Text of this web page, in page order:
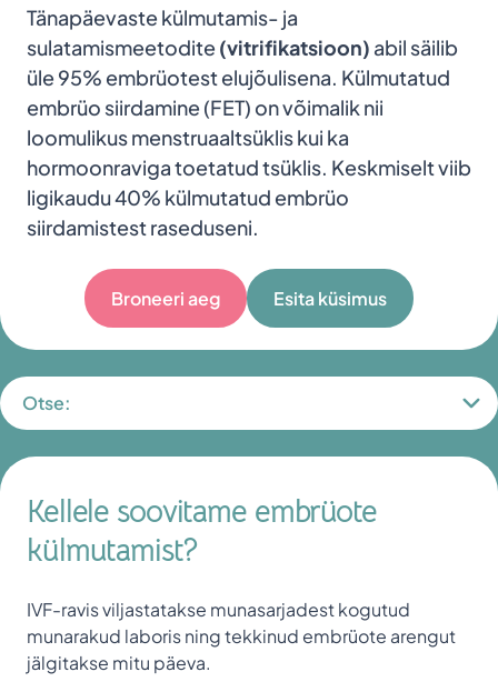
Tänapäevaste külmutamis- ja
sulatamismeetodite(vitrifikatsioon) abil säilib
üle 95% embrüotest elujõulisena. Külmutatud
embrüo siirdamine (FET) on võimalik nii
loomulikus menstruaaltsüklis kui ka
hormoonraviga toetatud tsüklis. Keskmiselt viib
ligikaudu 40% külmutatud embrüo
siirdamistest raseduseni.
Broneeri aeg Esita küsimus
Otse:
Kellele soovitame embrüote
külmutamist?
IVF-ravis viljastatakse munasarjadest kogutud
munarakud laboris ning tekkinud embrüote arengut
jälgitakse mitu päeva.